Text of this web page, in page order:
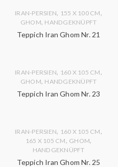
IRAN-PERSIEN, 155 X 100 CM,
GHOM, HANDGEKNÜPFT
Teppich Iran Ghom Nr. 21
IRAN-PERSIEN, 160 X 105 CM,
GHOM, HANDGEKNÜPFT
Teppich Iran Ghom Nr. 23
IRAN-PERSIEN, 160 X 105 CM,
165 X 105 CM, GHOM,
HANDGEKNÜPFT
Teppich Iran Ghom Nr. 25